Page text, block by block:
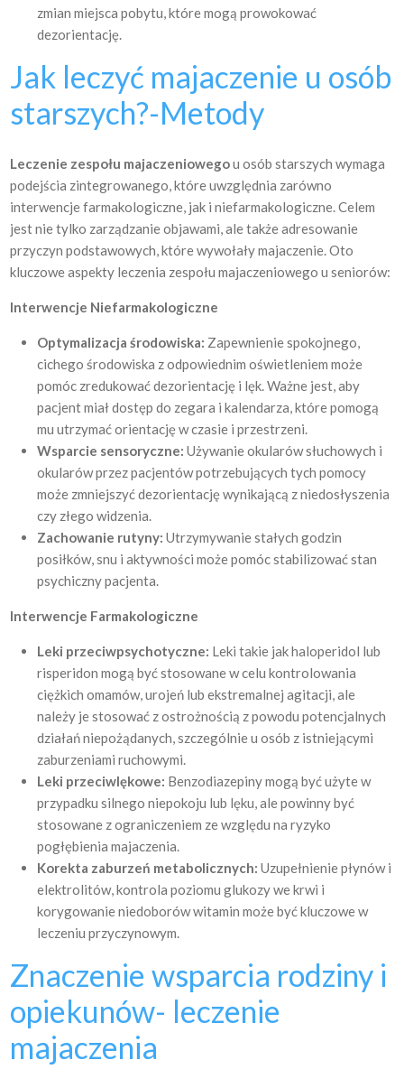
zmian miejsca pobytu, które mogą prowokować
dezorientację.
Jak leczyć majaczenie u osób
starszych?-Metody
Leczenie zespołu majaczeniowegou osób starszych wymaga
podejścia zintegrowanego, które uwzględnia zarówno
interwencje farmakologiczne, jak i niefarmakologiczne. Celem
jest nie tylko zarządzanie objawami, ale także adresowanie
przyczyn podstawowych, które wywołały majaczenie. Oto
kluczowe aspekty leczenia zespołu majaczeniowego u seniorów:
Interwencje Niefarmakologiczne
Optymalizacja środowiska: Zapewnienie spokojnego,
cichego środowiska z odpowiednim oświetleniem może
pomóc zredukować dezorientację i lęk. Ważne jest, aby
pacjent miał dostęp do zegara i kalendarza, które pomogą
mu utrzymać orientację w czasie i przestrzeni.
Wsparcie sensoryczne: Używanie okularów słuchowych i
okularów przez pacjentów potrzebujących tych pomocy
może zmniejszyć dezorientację wynikającą z niedosłyszenia
czy złego widzenia.
Zachowanie rutyny: Utrzymywanie stałych godzin
posiłków, snu i aktywności może pomóc stabilizować stan
psychiczny pacjenta.
Interwencje Farmakologiczne
Leki przeciwpsychotyczne: Leki takie jak haloperidol lub
risperidon mogą być stosowane w celu kontrolowania
ciężkich omamów, urojeń lub ekstremalnej agitacji, ale
należy je stosować z ostrożnością z powodu potencjalnych
działań niepożądanych, szczególnie u osób z istniejącymi
zaburzeniami ruchowymi.
Leki przeciwlękowe: Benzodiazepiny mogą być użyte w
przypadku silnego niepokoju lub lęku, ale powinny być
stosowane z ograniczeniem ze względu na ryzyko
pogłębienia majaczenia.
Korekta zaburzeń metabolicznych: Uzupełnienie płynów i
elektrolitów, kontrola poziomu glukozy we krwi i
korygowanie niedoborów witamin może być kluczowe w
leczeniu przyczynowym.
Znaczenie wsparcia rodziny i
opiekunów- leczenie
majaczenia